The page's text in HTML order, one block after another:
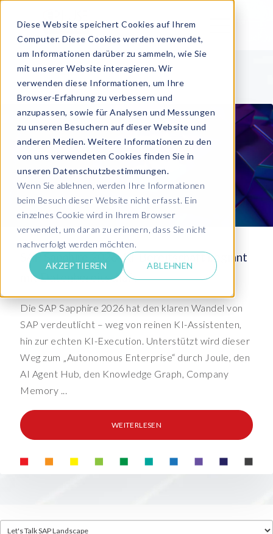
Diese Website speichert Cookies auf Ihrem
Computer. Diese Cookies werden verwendet,
um Informationen darüber zu sammeln, wie Sie
mit unserer Website interagieren. Wir
verwenden diese Informationen, um Ihre
Browser-Erfahrung zu verbessern und
anzupassen, sowie für Analysen und Messungen
zu unseren Besuchern auf dieser Website und
anderen Medien. Weitere Informationen zu den
von uns verwendeten Cookies finden Sie in
unseren Datenschutzbestimmungen.
Wenn Sie ablehnen, werden Ihre Informationen
beim Besuch dieser Website nicht erfasst. Ein
einzelnes Cookie wird in Ihrem Browser
verwendet, um daran zu erinnern, dass Sie nicht
nachverfolgt werden möchten.
AKZEPTIEREN ABLEHNEN
SAP Sapphire 2026: KI-Bereitschaft beginnt
mit Datenbereitschaft
Die SAP Sapphire 2026 hat den klaren Wandel von
SAP verdeutlicht – weg von reinen KI-Assistenten,
hin zur echten KI-Execution. Unterstützt wird dieser
Weg zum „Autonomous Enterprise“ durch Joule, den
AI Agent Hub, den Knowledge Graph, Company
Memory ...
WEITERLESEN